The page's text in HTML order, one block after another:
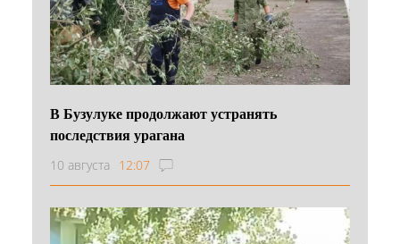
В Бузулуке продолжают устранять
последствия урагана
10 августа 12:07